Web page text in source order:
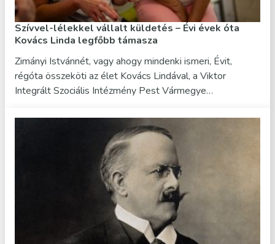
Szívvel-lélekkel vállalt küldetés – Évi évek óta
Kovács Linda legfőbb támasza
Zimányi Istvánnét, vagy ahogy mindenki ismeri, Évit,
régóta összeköti az élet Kovács Lindával, a Viktor
Integrált Szociális Intézmény Pest Vármegye…